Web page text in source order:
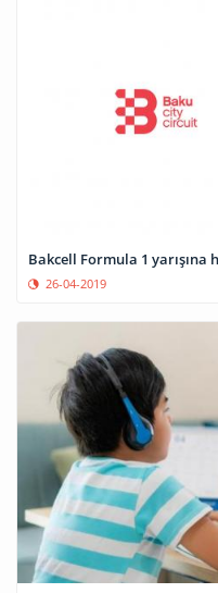
Bakcell Formula 1 yarışına
26-04-2019